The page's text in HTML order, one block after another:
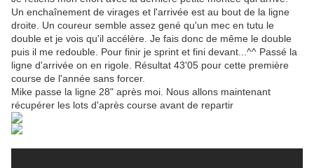
Un enchaînement de virages et l'arrivée est au bout de la ligne
droite. Un coureur semble assez gené qu'un mec en tutu le
double et je vois qu'il accélère. Je fais donc de même le double
puis il me redouble. Pour finir je sprint et fini devant...^^ Passé la
ligne d'arrivée on en rigole. Résultat 43'05 pour cette première
course de l'année sans forcer.
Mike passe la ligne 28" après moi. Nous allons maintenant
récupérer les lots d'après course avant de repartir